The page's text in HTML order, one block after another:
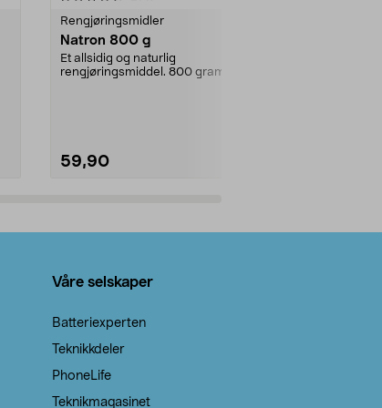
Rengjøringsmidler
Natron 800 g
Et allsidig og naturlig
rengjøringsmiddel. 800 gram
59,90
Våre selskaper
Batteriexperten
Teknikkdeler
PhoneLife
Teknikmagasinet